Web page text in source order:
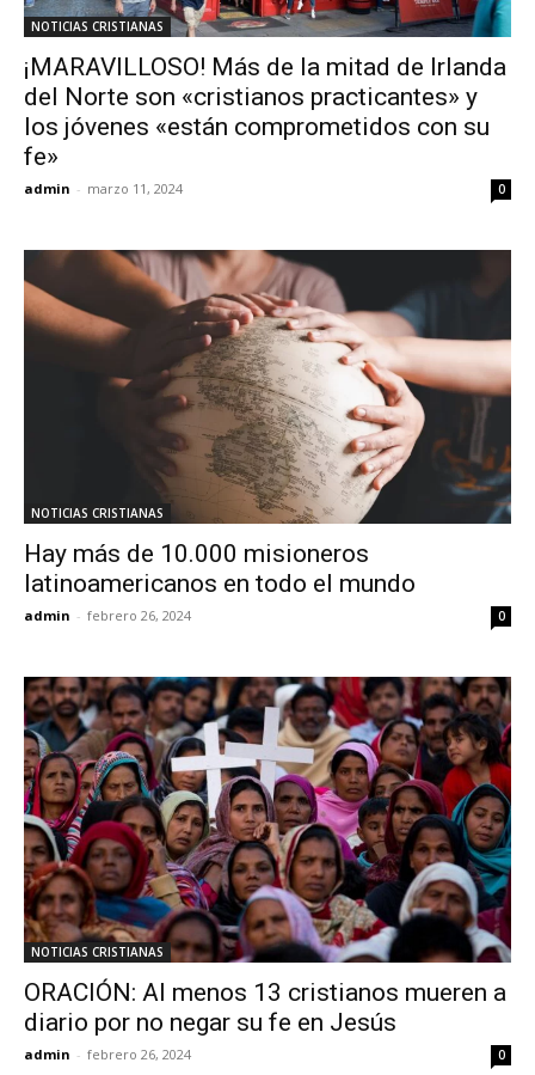
NOTICIAS CRISTIANAS
¡MARAVILLOSO! Más de la mitad de Irlanda
del Norte son «cristianos practicantes» y
los jóvenes «están comprometidos con su
fe»
admin - marzo 11, 2024 0
NOTICIAS CRISTIANAS
Hay más de 10.000 misioneros
latinoamericanos en todo el mundo
admin - febrero 26, 2024 0
NOTICIAS CRISTIANAS
ORACIÓN: Al menos 13 cristianos mueren a
diario por no negar su fe en Jesús
admin - febrero 26, 2024 0